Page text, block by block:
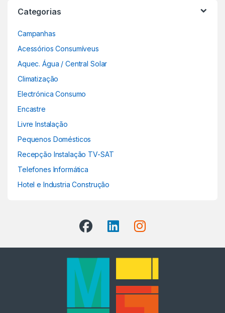
Categorias
Campanhas
Acessórios Consumíveus
Aquec. Água / Central Solar
Climatização
Electrónica Consumo
Encastre
Livre Instalação
Pequenos Domésticos
Recepção Instalação TV-SAT
Telefones Informática
Hotel e Industria Construção